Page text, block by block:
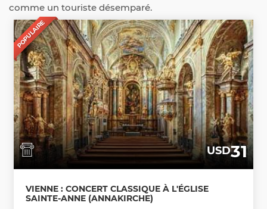
comme un touriste désemparé.
POPULAIRE
USD31
VIENNE : CONCERT CLASSIQUE À L'ÉGLISE
SAINTE-ANNE (ANNAKIRCHE)